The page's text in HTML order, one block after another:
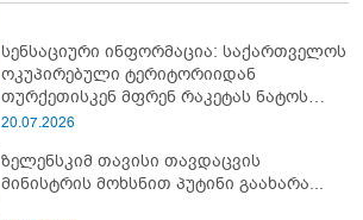
სენსაციური ინფორმაცია: საქართველოს
ოკუპირებული ტერიტორიიდან
თურქეთისკენ მფრენ რაკეტას ნატოს
სამიტი კინაღამ ჩაუშლია
20.07.2026
ზელენსკიმ თავისი თავდაცვის
მინისტრის მოხსნით პუტინი გაახარა...